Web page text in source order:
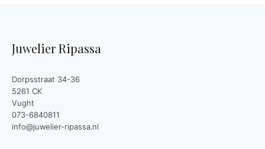
Juwelier Ripassa
Dorpsstraat 34-36
5261 CK
Vught
073-6840811
info@juwelier-ripassa.nl